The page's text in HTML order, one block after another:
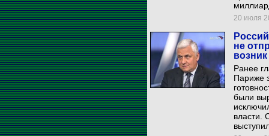
20 июля
не
Ранее
Париже
были
власти.